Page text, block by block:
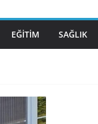
EĞİTİM SAĞLIK